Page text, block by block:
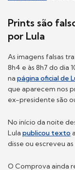
Prints são
por Lula
As imagens falsas
8h4 e às 8h7 do dia
na página oficial de
que aparecem nos
ex-presidente são
No início da noite
Lula publicou texto
disse ou escreveu
O Comprova ainda